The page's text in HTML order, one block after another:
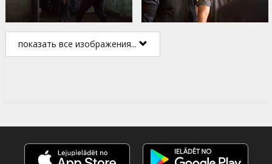
показать все изображения...